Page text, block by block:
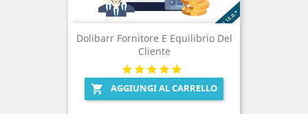
Dolibarr Fornitore E Equilibrio Del
Cliente
 AGGIUNGI AL CARRELLO